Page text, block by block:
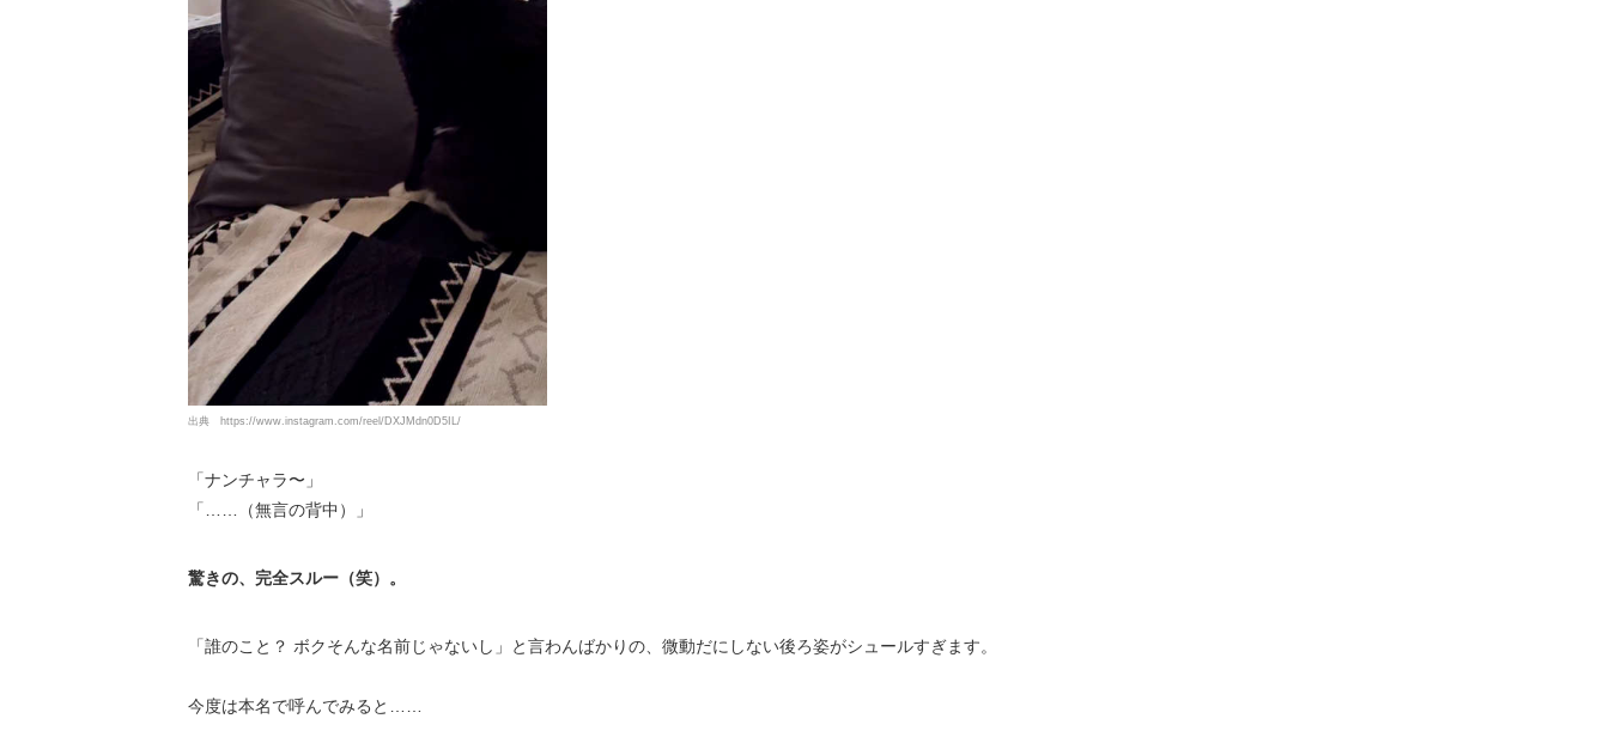
出典 https://www.instagram.com/reel/DXJMdn0D5IL/
「ナンチャラ〜」
「……（無言の背中）」
驚きの、完全スルー（笑）。
「誰のこと？ ボクそんな名前じゃないし」と言わんばかりの、微動だにしない後ろ姿がシュールすぎます。
今度は本名で呼んでみると……